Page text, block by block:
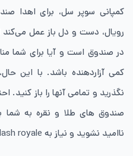
کمپانی سوپر سل، برای اهدا
رویال، دست و دل باز عمل
در صندوق است و آیا برای شما
کمی آزاردهنده باشد. با این
نگذرید و تمامی آنها را باز کنید.
صندوق های طلا و نقره به شما
ناامید نشوید و نیاز به cheat clash royale ندارید.